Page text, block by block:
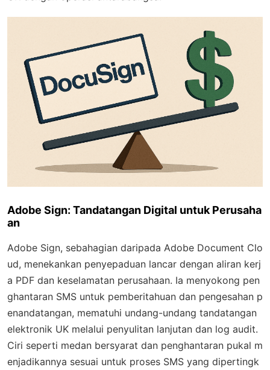
Adobe Sign: Tandatangan Digital untuk Perusaha
an
Adobe Sign, sebahagian daripada Adobe Document Clo
ud, menekankan penyepaduan lancar dengan aliran kerj
a PDF dan keselamatan perusahaan. Ia menyokong pen
ghantaran SMS untuk pemberitahuan dan pengesahan p
enandatangan, mematuhi undang-undang tandatangan
elektronik UK melalui penyulitan lanjutan dan log audit.
Ciri seperti medan bersyarat dan penghantaran pukal m
enjadikannya sesuai untuk proses SMS yang dipertingk